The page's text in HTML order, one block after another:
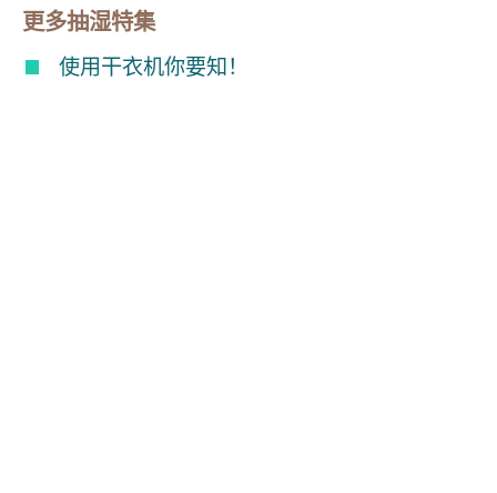
更多抽湿特集
使用干衣机你要知！